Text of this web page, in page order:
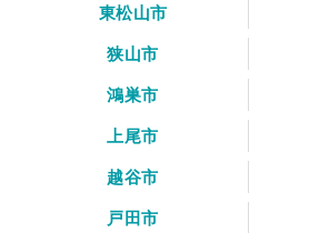
東松山市
狭山市
鴻巣市
上尾市
越谷市
戸田市